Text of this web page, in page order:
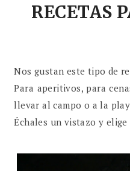
RECETAS
Nos gustan este tipo de
Para aperitivos, para
llevar al campo o a la
Échales un vistazo y elige